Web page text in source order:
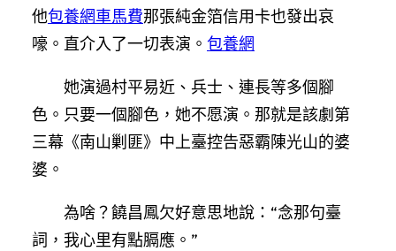
他包養網車馬費那張純金箔信用卡也發出哀
嚎。直介入了一切表演。 包養網
她演過村平易近、兵士、連長等多個腳
色。只要一個腳色，她不愿演。那就是該劇第
三幕《南山剿匪》中上臺控告惡霸陳光山的婆
婆。
為啥？饒昌鳳欠好意思地說：“念那句臺
詞，我心里有點膈應。”